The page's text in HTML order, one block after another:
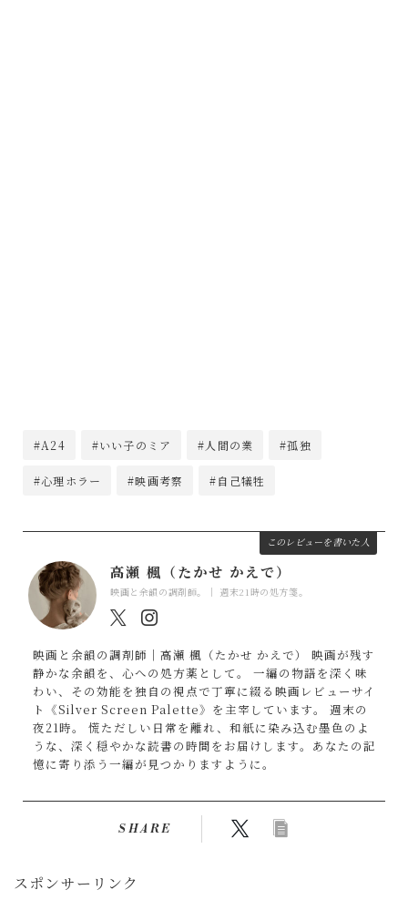
#A24 #いい子のミア #人間の業 #孤独
#心理ホラー #映画考察 #自己犠牲
このレビューを書いた人
高瀬 楓（たかせ かえで）
映画と余韻の調剤師。｜ 週末21時の処方箋。
映画と余韻の調剤師｜高瀬 楓（たかせ かえで） 映画が残す
静かな余韻を、心への処方薬として。 一編の物語を深く味
わい、その効能を独自の視点で丁寧に綴る映画レビューサイ
ト《Silver Screen Palette》を主宰しています。 週末の
夜21時。 慌ただしい日常を離れ、和紙に染み込む墨色のよ
うな、深く穏やかな読書の時間をお届けします。あなたの記
憶に寄り添う一編が見つかりますように。
SHARE
スポンサーリンク